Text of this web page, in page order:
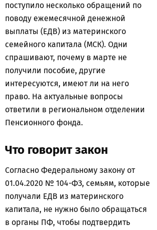
поступило несколько обращений по
поводу ежемесячной денежной
выплаты (ЕДВ) из материнского
семейного капитала (МСК). Одни
спрашивают, почему в марте не
получили пособие, другие
интересуются, имеют ли на него
право. На актуальные вопросы
ответили в региональном отделении
Пенсионного фонда.
Что говорит закон
Согласно Федеральному закону от
01.04.2020 № 104-ФЗ, семьям, которые
получали ЕДВ из материнского
капитала, не нужно было обращаться
в органы ПФ, чтобы подтвердить